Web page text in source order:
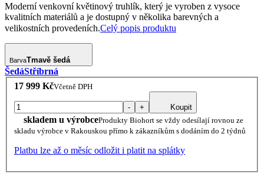
Moderní venkovní květinový truhlík, který je vyroben z vysoce
kvalitních materiálů a je dostupný v několika barevných a
velikostních provedeních.Celý popis produktu
BarvaTmavě šedá
ŠedáStříbrná
17 999 KčVčetně DPH
- + Koupit
skladem u výrobceProdukty Biohort se vždy odesílají rovnou ze
skladu výrobce v Rakouskou přímo k zákazníkům s dodáním do 2 týdnů
Platbu lze až o měsíc odložit i platit na splátky